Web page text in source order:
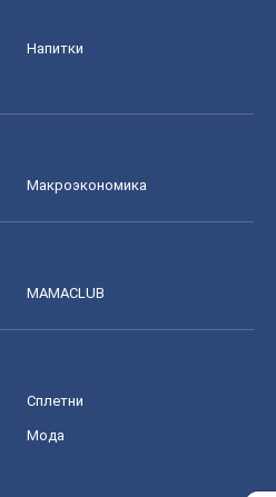
Напитки
Mакроэкономика
MAMACLUB
Сплетни
Мода